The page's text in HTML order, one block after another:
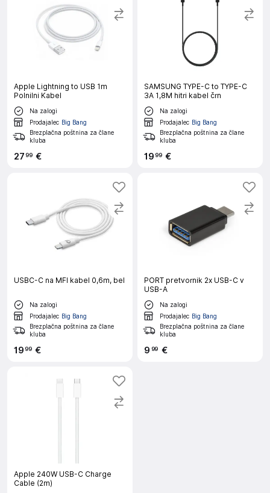
Apple Lightning to USB 1m
Polnilni Kabel
Na zalogi
Prodajalec Big Bang
Brezplačna poštnina za člane
kluba
2799 €
SAMSUNG TYPE-C to TYPE-C
3A 1,8M hitri kabel črn
Na zalogi
Prodajalec Big Bang
Brezplačna poštnina za člane
kluba
1999 €
USBC-C na MFI kabel 0,6m, bel
Na zalogi
Prodajalec Big Bang
Brezplačna poštnina za člane
kluba
1999 €
PORT pretvornik 2x USB-C v
USB-A
Na zalogi
Prodajalec Big Bang
Brezplačna poštnina za člane
kluba
9 99 €
Apple 240W USB-C Charge
Cable (2m)